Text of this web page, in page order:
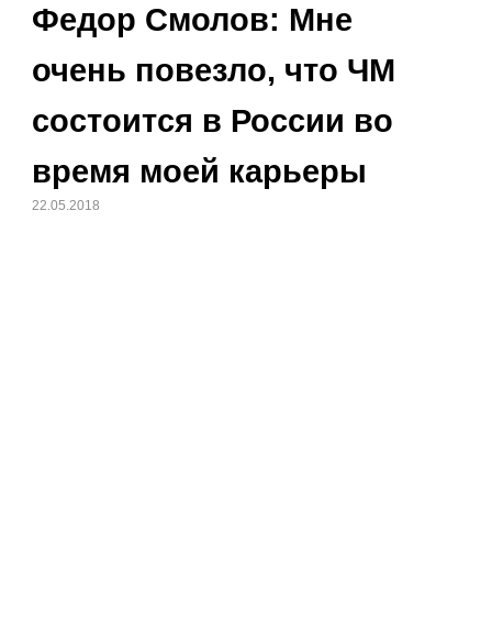
Федор Смолов: Мне
очень повезло, что ЧМ
состоится в России во
время моей карьеры
22.05.2018